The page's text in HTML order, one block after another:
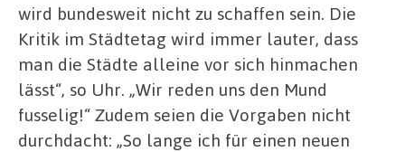
wird bundesweit nicht zu schaffen sein. Die
Kritik im Städtetag wird immer lauter, dass
man die Städte alleine vor sich hinmachen
lässt“, so Uhr. „Wir reden uns den Mund
fusselig!“ Zudem seien die Vorgaben nicht
durchdacht: „So lange ich für einen neuen